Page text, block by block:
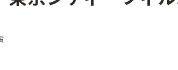
古楽とその先と オーケストラの
無料ライブ配信スケジュール 有
あ か さ た な